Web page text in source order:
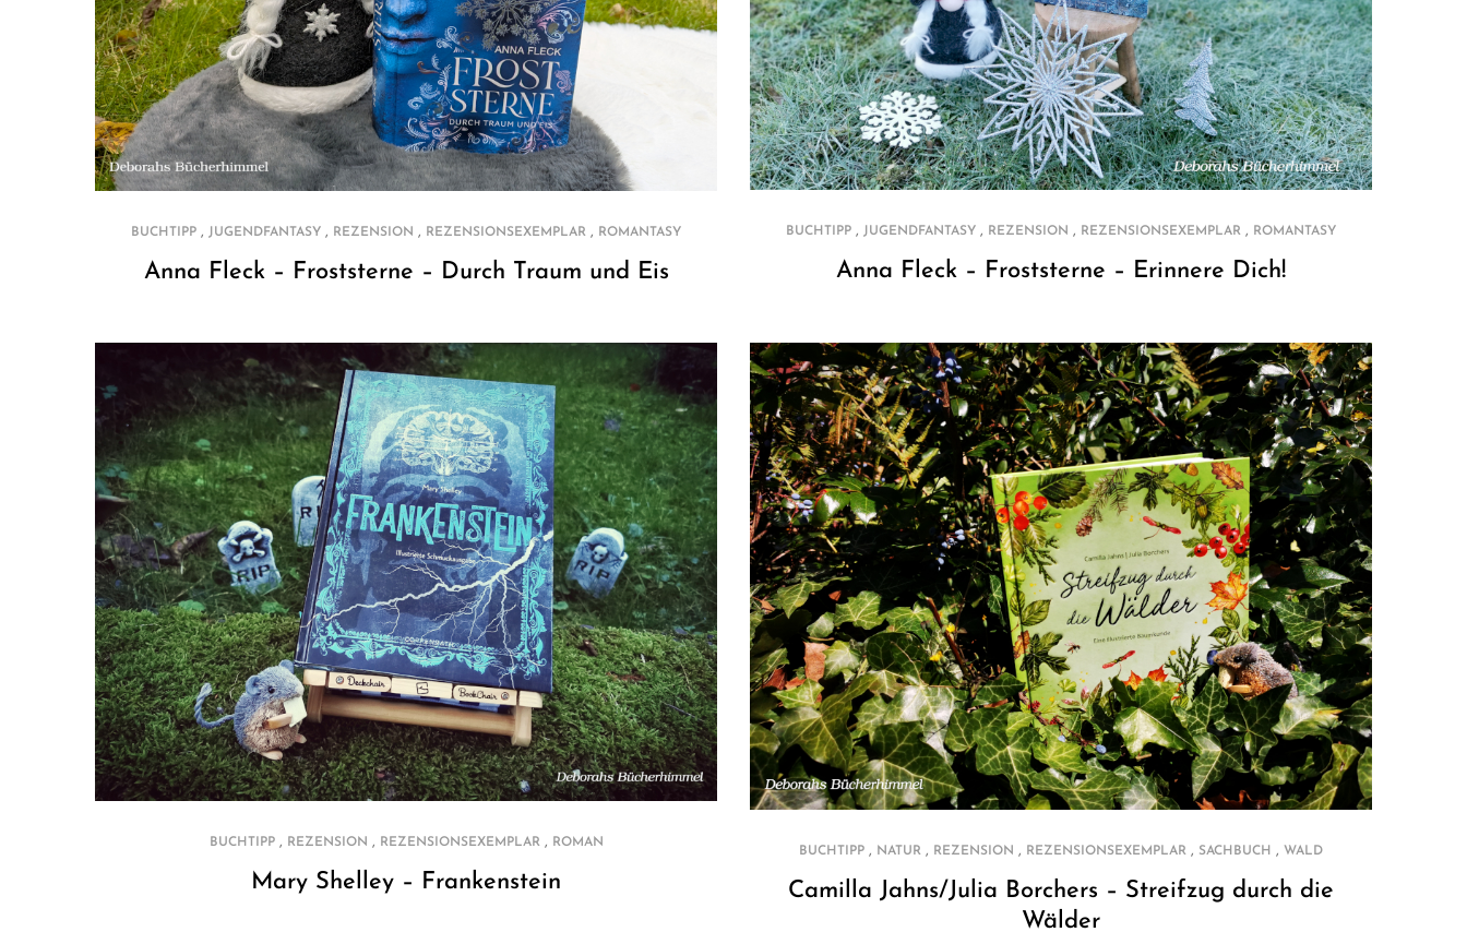
BUCHTIPP , JUGENDFANTASY , REZENSION , REZENSIONSEXEMPLAR , ROMANTASY
Anna Fleck – Froststerne – Durch Traum und Eis
BUCHTIPP , JUGENDFANTASY , REZENSION , REZENSIONSEXEMPLAR , ROMANTASY
Anna Fleck – Froststerne – Erinnere Dich!
BUCHTIPP, REZENSION , REZENSIONSEXEMPLAR, ROMAN
Mary Shelley – Frankenstein
BUCHTIPP , NATUR , REZENSION , REZENSIONSEXEMPLAR , SACHBUCH , WALD
Camilla Jahns/Julia Borchers – Streifzug durch die
Wälder